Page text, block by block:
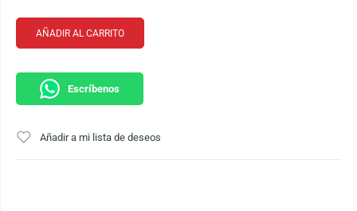
AÑADIR AL CARRITO
Escríbenos
Añadir a mi lista de deseos